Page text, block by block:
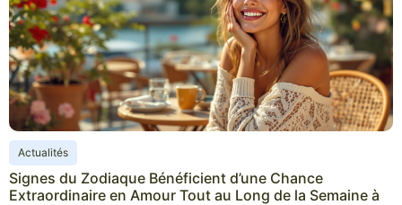
Actualités
Signes du Zodiaque Bénéficient d’une Chance
Extraordinaire en Amour Tout au Long de la Semaine à